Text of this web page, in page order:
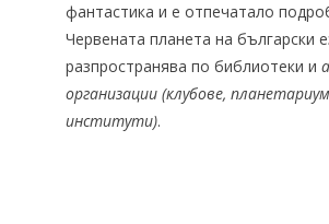
фантастика и е отпечатало
Червената планета на български
разпространява по библиотеки и
организации (клубове,
институти).